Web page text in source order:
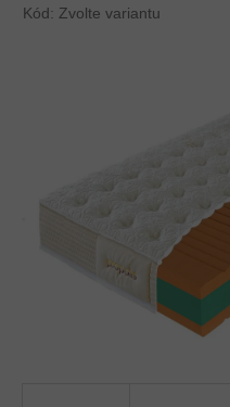
Kód: Zvolte variantu